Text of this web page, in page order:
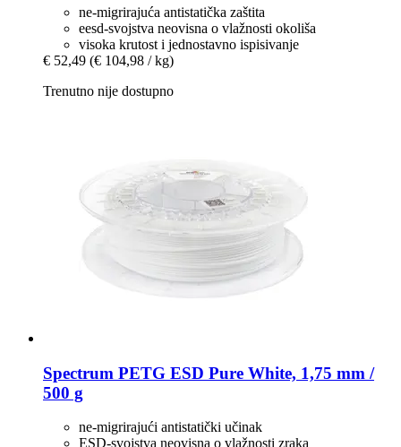
ne-migrirajuća antistatička zaštita
eesd-svojstva neovisna o vlažnosti okoliša
visoka krutost i jednostavno ispisivanje
€ 52,49 (€ 104,98 / kg)
Trenutno nije dostupno
Spectrum PETG ESD Pure White, 1,75 mm /
500 g
ne-migrirajući antistatički učinak
ESD-svojstva neovisna o vlažnosti zraka